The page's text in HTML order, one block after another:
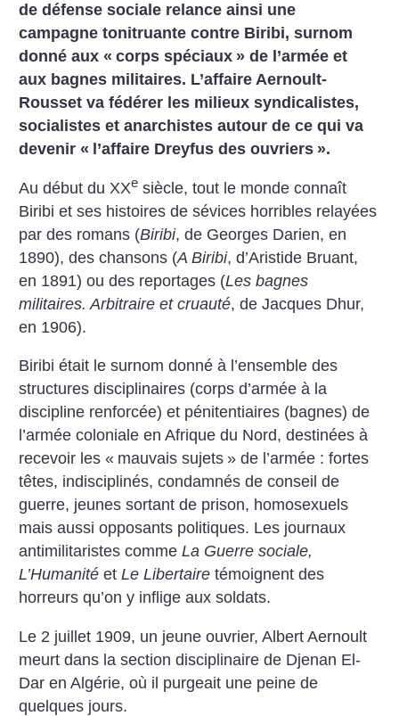
de défense sociale relance ainsi une
campagne tonitruante contre Biribi, surnom
donné aux « corps spéciaux » de l’armée et
aux bagnes militaires. L’affaire Aernoult-
Rousset va fédérer les milieux syndicalistes,
socialistes et anarchistes autour de ce qui va
devenir « l’affaire Dreyfus des ouvriers ».
Au début du XXe siècle, tout le monde connaît
Biribi et ses histoires de sévices horribles relayées
par des romans (Biribi, de Georges Darien, en
1890), des chansons (A Biribi, d’Aristide Bruant,
en 1891) ou des reportages (Les bagnes
militaires. Arbitraire et cruauté, de Jacques Dhur,
en 1906).
Biribi était le surnom donné à l’ensemble des
structures disciplinaires (corps d’armée à la
discipline renforcée) et pénitentiaires (bagnes) de
l’armée coloniale en Afrique du Nord, destinées à
recevoir les « mauvais sujets » de l’armée : fortes
têtes, indisciplinés, condamnés de conseil de
guerre, jeunes sortant de prison, homosexuels
mais aussi opposants politiques. Les journaux
antimilitaristes commeLa Guerre sociale,
L’Humanité etLe Libertaire témoignent des
horreurs qu’on y inflige aux soldats.
Le 2 juillet 1909, un jeune ouvrier, Albert Aernoult
meurt dans la section disciplinaire de Djenan El-
Dar en Algérie, où il purgeait une peine de
quelques jours.